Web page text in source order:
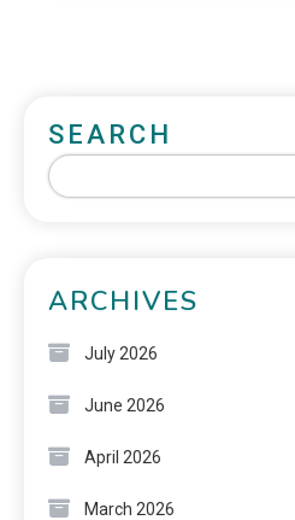
SEARCH
ARCHIVES
July 2026
June 2026
April 2026
March 2026